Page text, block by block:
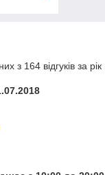
з 164 відгуків за рік